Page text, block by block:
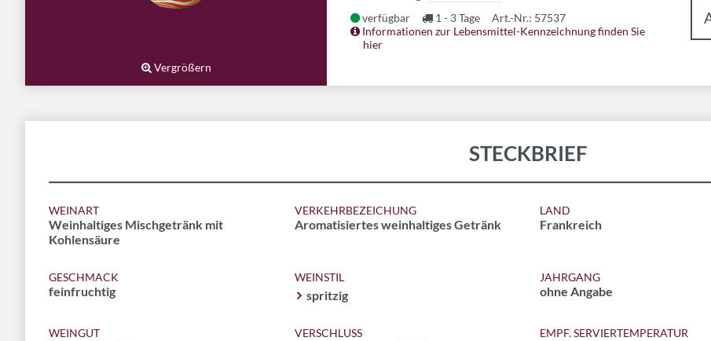
Vergrößern
verfügbar
1 - 3 Tage
Art.-Nr.: 57537
Informationen zur Lebensmittel-Kennzeichnung finden Sie
hier
STECKBRIEF
WEINART
Weinhaltiges Mischgetränk mit
Kohlensäure
VERKEHRBEZEICHUNG
Aromatisiertes weinhaltiges Getränk
LAND
Frankreich
GESCHMACK
feinfruchtig
WEINSTIL
spritzig
JAHRGANG
ohne Angabe
WEINGUT VERSCHLUSS EMPF. SERVIERTEMPERATUR